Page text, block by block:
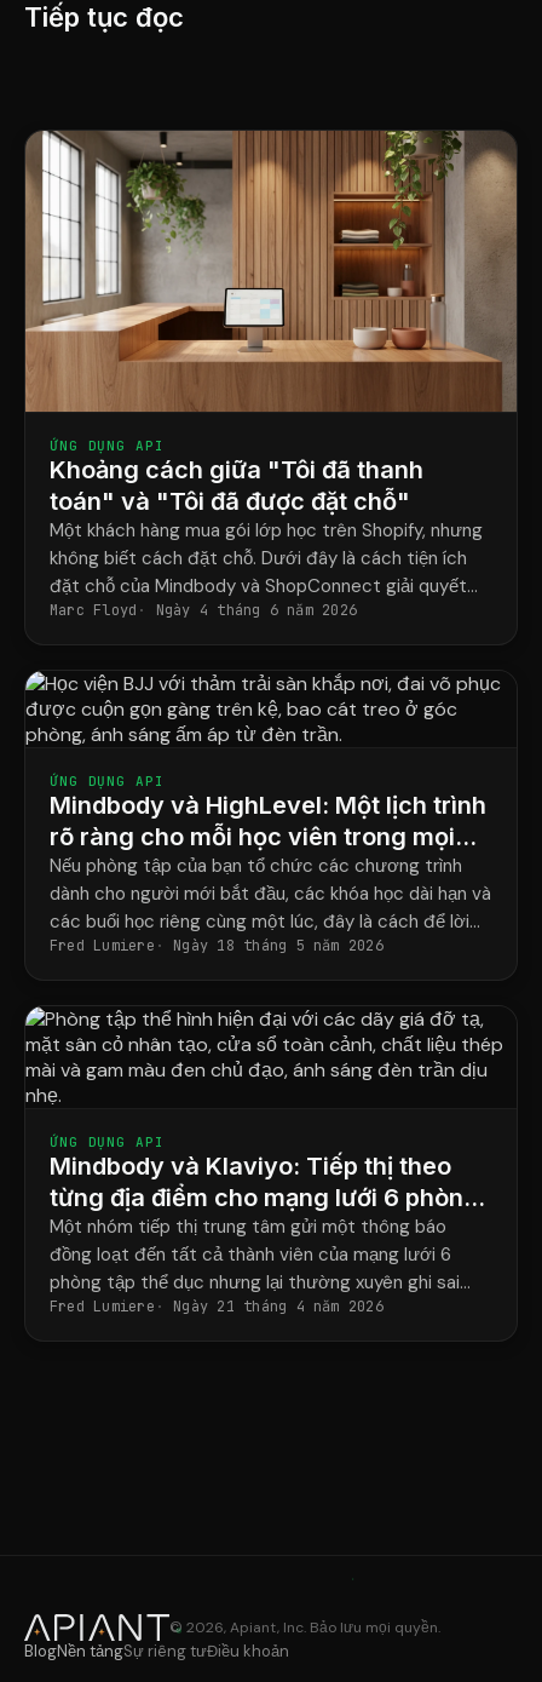
Tiếp tục đọc
ỨNG DỤNG API
Khoảng cách giữa "Tôi đã thanh
toán" và "Tôi đã được đặt chỗ"
Một khách hàng mua gói lớp học trên Shopify, nhưng
không biết cách đặt chỗ. Dưới đây là cách tiện ích
đặt chỗ của Mindbody và ShopConnect giải quyết
vấn đề đó một cách triệt để.
Marc Floyd Ngày 4 tháng 6 năm 2026
ỨNG DỤNG API
Mindbody và HighLevel: Một lịch trình
rõ ràng cho mỗi học viên trong mọi
chương trình.
Nếu phòng tập của bạn tổ chức các chương trình
dành cho người mới bắt đầu, các khóa học dài hạn và
các buổi học riêng cùng một lúc, đây là cách để lời
nhắc của bạn cuối cùng khớp với lịch học thực tế của
từng học viên.
Fred Lumiere Ngày 18 tháng 5 năm 2026
ỨNG DỤNG API
Mindbody và Klaviyo: Tiếp thị theo
từng địa điểm cho mạng lưới 6 phòng
tập thể hình.
Một nhóm tiếp thị trung tâm gửi một thông báo
đồng loạt đến tất cả thành viên của mạng lưới 6
phòng tập thể dục nhưng lại thường xuyên ghi sai
tên huấn luyện viên và địa chỉ phòng tập đến một
nửa số lần.
Fred Lumiere Ngày 21 tháng 4 năm 2026
© 2026, Apiant, Inc. Bảo lưu mọi quyền.
BlogNền tảngSự riêng tưĐiều khoản